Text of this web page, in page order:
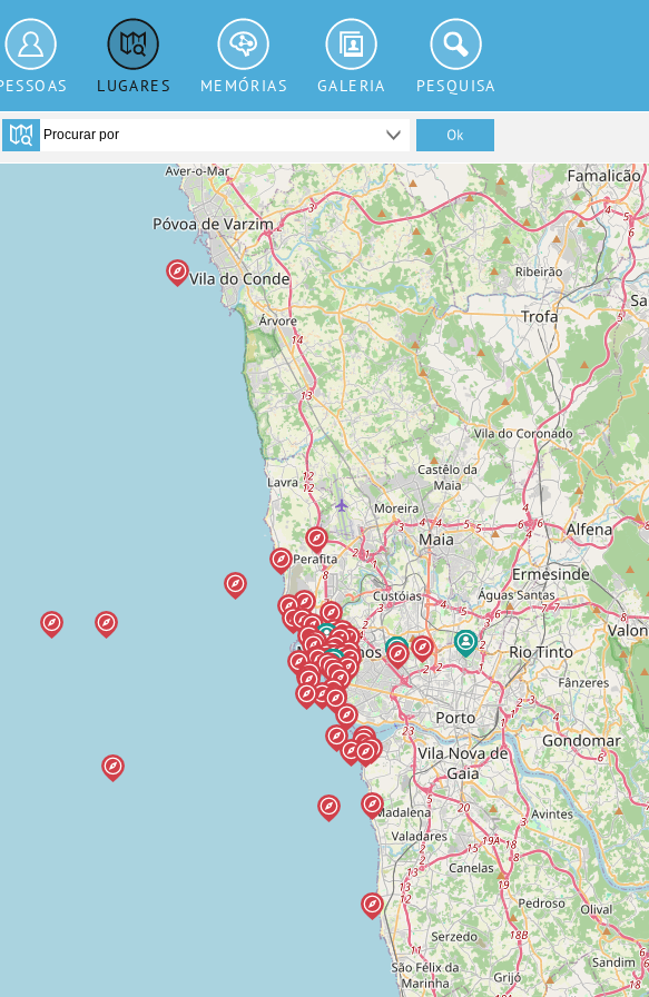
LUGARES MEMÓRIAS GALERIA PESQUISA